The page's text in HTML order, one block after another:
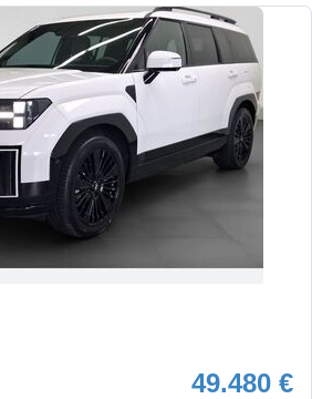
49.480 €